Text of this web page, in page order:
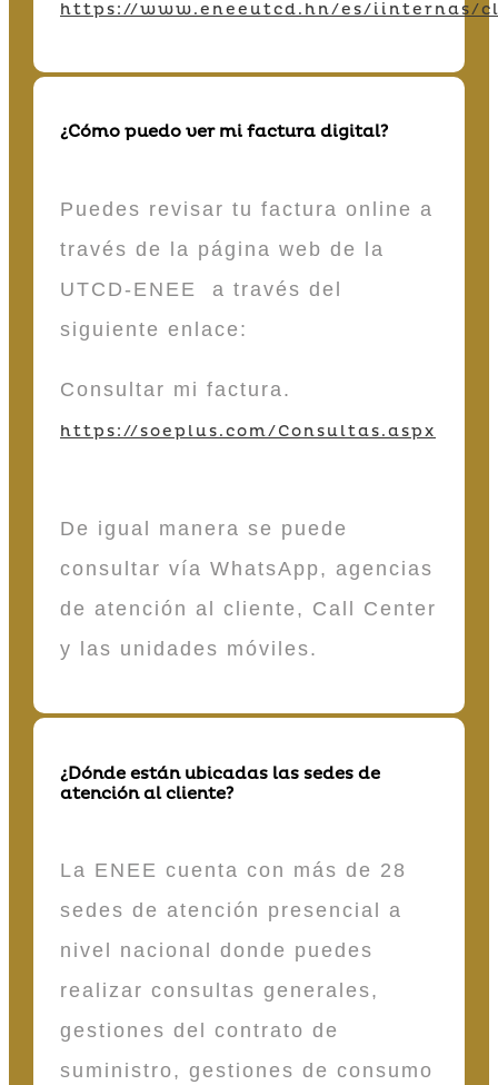
https://www.eneeutcd.hn/es/iinternas/
¿Cómo puedo ver mi factura digital?
Puedes revisar tu factura online a
través de la página web de la
UTCD-ENEE a través del
siguiente enlace:
Consultar mi factura.
https://soeplus.com/Consultas.aspx
De igual manera se puede
consultar vía WhatsApp, agencias
de atención al cliente, Call Center
y las unidades móviles.
¿Dónde están ubicadas las sedes de
atención al cliente?
La ENEE cuenta con más de 28
sedes de atención presencial a
nivel nacional donde puedes
realizar consultas generales,
gestiones del contrato de
suministro, gestiones de consumo